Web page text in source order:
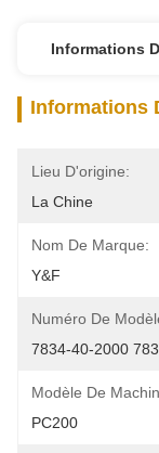
Informations
Informations
Lieu D'origine:
La Chine
Nom De Marque:
Y&F
Numéro De
7834-40-2000
Modèle De
PC200